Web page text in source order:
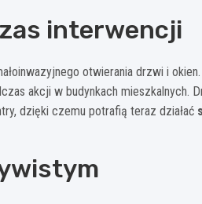
interwencji
otwierania drzwi i
akcji w budynkach mieszkalnych.
dzięki czemu potrafią teraz działać